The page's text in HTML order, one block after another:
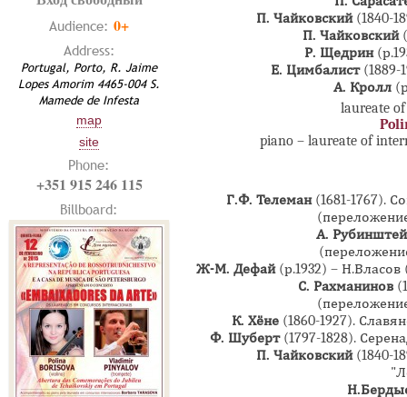
Audience: 0+
Address:
Portugal, Porto, R. Jaime
Lopes Amorim 4465-004 S.
Mamede de Infesta
map
site
Phone:
+351 915 246 115
Billboard:
П. Чайковский (1840-
П. Чайковский
Р. Щедрин
Е. Цимбалист
А. Кролл
laureate
piano – laureate of
Г.Ф. Телеман(1681-1767).
А.
Ж-М. Дефай(р.1932) – Н.Власов
С. Рахманинов
К. Хёне(1860-1927).
Ф. Шуберт(1797-1828).
П. Чайковский (1840-